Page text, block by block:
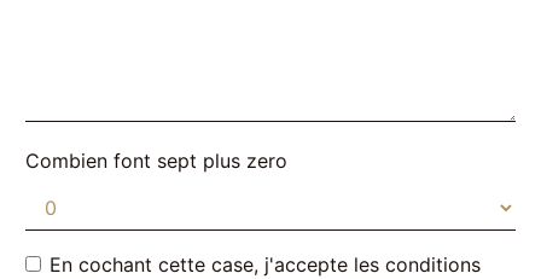
Combien font sept plus zero
En cochant cette case, j'accepte les conditions